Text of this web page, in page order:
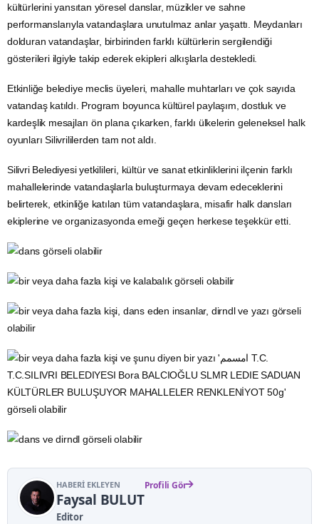
kültürlerini yansıtan yöresel danslar, müzikler ve sahne
performanslarıyla vatandaşlara unutulmaz anlar yaşattı. Meydanları
dolduran vatandaşlar, birbirinden farklı kültürlerin sergilendiği
gösterileri ilgiyle takip ederek ekipleri alkışlarla destekledi.
Etkinliğe belediye meclis üyeleri, mahalle muhtarları ve çok sayıda
vatandaş katıldı. Program boyunca kültürel paylaşım, dostluk ve
kardeşlik mesajları ön plana çıkarken, farklı ülkelerin geleneksel halk
oyunları Silivrililerden tam not aldı.
Silivri Belediyesi yetkilileri, kültür ve sanat etkinliklerini ilçenin farklı
mahallelerinde vatandaşlarla buluşturmaya devam edeceklerini
belirterek, etkinliğe katılan tüm vatandaşlara, misafir halk dansları
ekiplerine ve organizasyonda emeği geçen herkese teşekkür etti.
HABERI EKLEYEN
Faysal BULUT
Editor
Profili Gör